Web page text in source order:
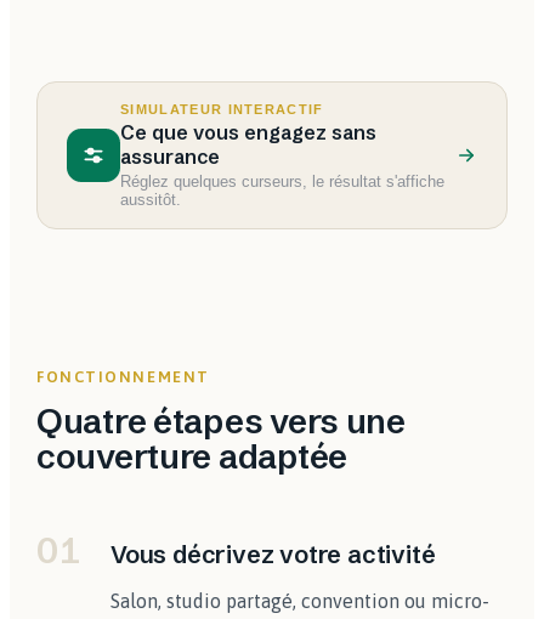
SIMULATEUR INTERACTIF
Ce que vous engagez sans
assurance
Réglez quelques curseurs, le résultat s'affiche
aussitôt.
FONCTIONNEMENT
Quatre étapes vers une
couverture adaptée
01 Vous décrivez votre activité
Salon, studio partagé, convention ou micro-